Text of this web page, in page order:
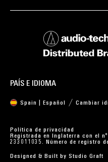
PAÍS E IDIOMA
Spain | Español Cambiar
Política de privacidad
Registrada en Inglaterra con el
233011035. Número de registro
Designed & Built by Studio Graft